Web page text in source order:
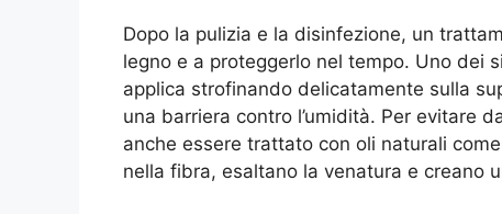
Dopo la pulizia e la disinfezione, un
legno e a proteggerlo nel tempo. Uno dei
applica strofinando delicatamente sulla
una barriera contro l’umidità. Per evitare
anche essere trattato con oli naturali come
nella fibra, esaltano la venatura e creano